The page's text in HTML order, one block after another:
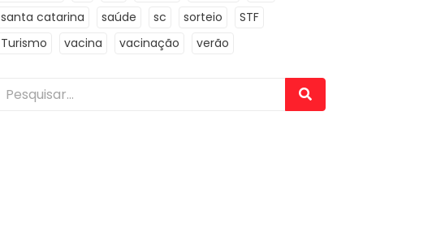
santa catarina
saúde sc sorteio
STF
Turismo
vacina vacinação verão